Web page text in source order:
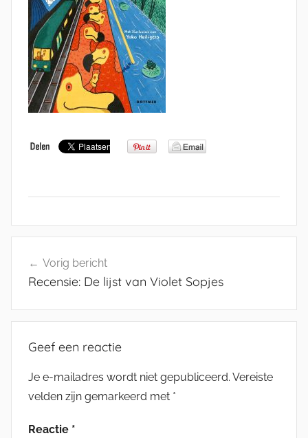
navigatie
Vorig bericht
Recensie: De lijst van Violet Sopjes
Geef een reactie
Je e-mailadres wordt niet gepubliceerd. Vereiste
velden zijn gemarkeerd met *
Reactie *